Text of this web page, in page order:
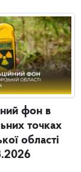
фон в
точках
області